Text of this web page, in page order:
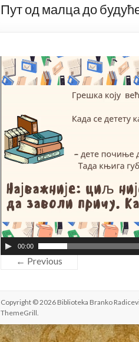
Пут од малца до
V
i
d
y
00:00
← Previous
Copyright © 2026 Biblioteka Branko
ThemeGrill